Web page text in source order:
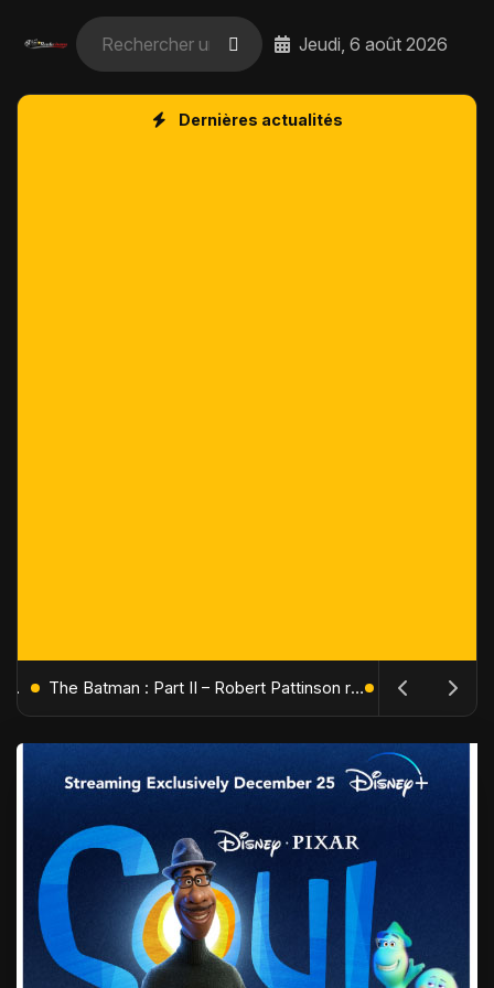
Jeudi, 6 août 2026
Dernières actualités
L'Âge de Glace : Le Réveil du Volcan – Manny, Sid et Diego de retour pour une aventure explosive The Batman : Part II – Robert Pattinson replonge dans les ténèbres de Gotham dès octobre 2027